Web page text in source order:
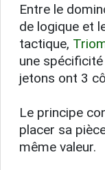
Entre le
de logique et
tactique,
une spécificité
jetons ont 3
Le principe
placer sa
même valeur.